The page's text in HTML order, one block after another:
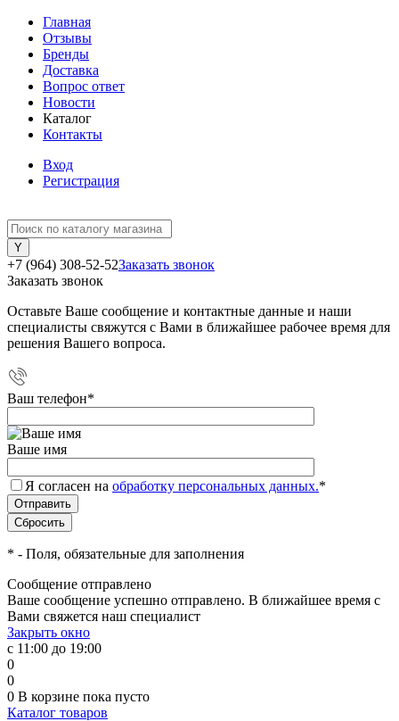
Главная
Отзывы
Бренды
Доставка
Вопрос ответ
Новости
Каталог
Контакты
Вход
Регистрация
+7 (964) 308-52-52Заказать звонок
Заказать звонок
Оставьте Ваше сообщение и контактные данные и наши
специалисты свяжутся с Вами в ближайшее рабочее время для
решения Вашего вопроса.
Ваш телефон*
Ваше имя
Я согласен на обработку персональных данных.*
* - Поля, обязательные для заполнения
Сообщение отправлено
Ваше сообщение успешно отправлено. В ближайшее время с
Вами свяжется наш специалист
Закрыть окно
с 11:00 до 19:00
0
0
0 В корзине пока пусто
Каталог товаров